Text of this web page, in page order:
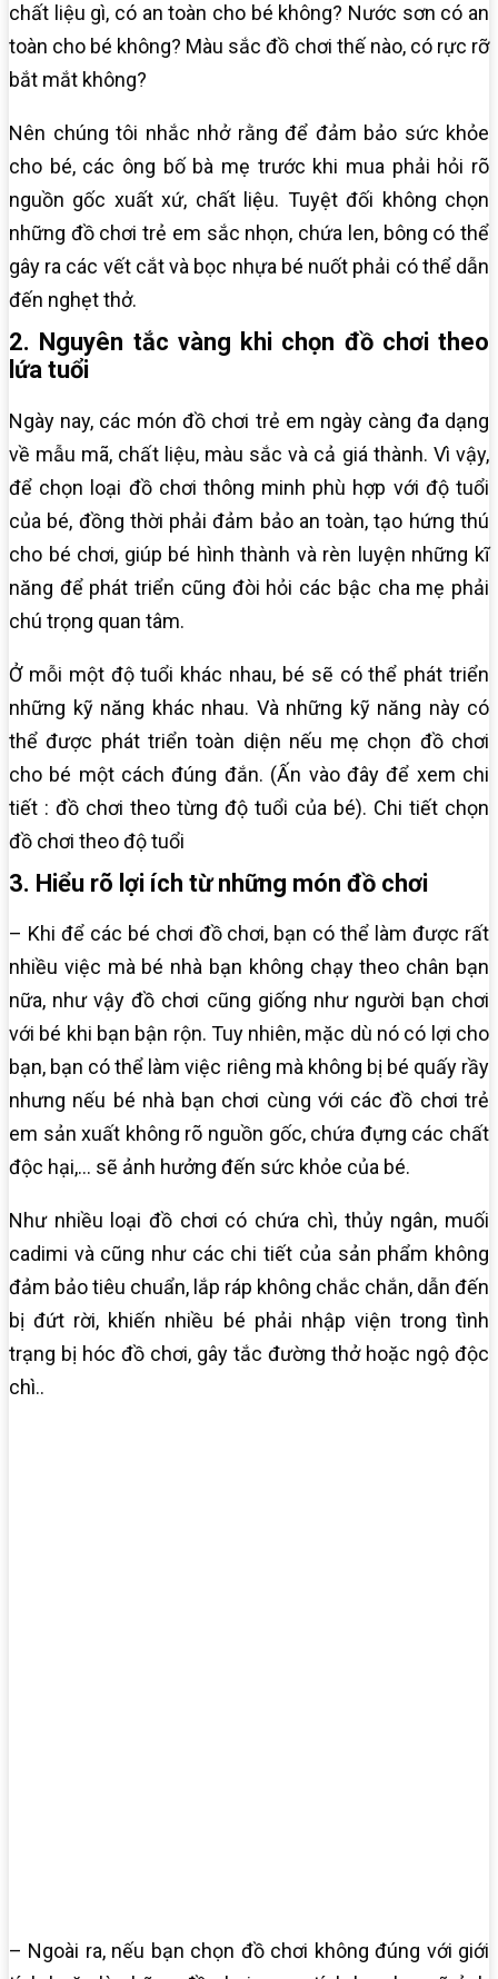
chất liệu gì, có an toàn cho bé không? Nước sơn có an
toàn cho bé không? Màu sắc đồ chơi thế nào, có rực rỡ
bắt mắt không?
Nên chúng tôi nhắc nhở rằng để đảm bảo sức khỏe
cho bé, các ông bố bà mẹ trước khi mua phải hỏi rõ
nguồn gốc xuất xứ, chất liệu. Tuyệt đối không chọn
những đồ chơi trẻ em sắc nhọn, chứa len, bông có thể
gây ra các vết cắt và bọc nhựa bé nuốt phải có thể dẫn
đến nghẹt thở.
2. Nguyên tắc vàng khi chọn đồ chơi theo
lứa tuổi
Ngày nay, các món đồ chơi trẻ em ngày càng đa dạng
về mẫu mã, chất liệu, màu sắc và cả giá thành. Vì vậy,
để chọn loại đồ chơi thông minh phù hợp với độ tuổi
của bé, đồng thời phải đảm bảo an toàn, tạo hứng thú
cho bé chơi, giúp bé hình thành và rèn luyện những kĩ
năng để phát triển cũng đòi hỏi các bậc cha mẹ phải
chú trọng quan tâm.
Ở mỗi một độ tuổi khác nhau, bé sẽ có thể phát triển
những kỹ năng khác nhau. Và những kỹ năng này có
thể được phát triển toàn diện nếu mẹ chọn đồ chơi
cho bé một cách đúng đắn. (Ấn vào đây để xem chi
tiết : đồ chơi theo từng độ tuổi của bé). Chi tiết chọn
đồ chơi theo độ tuổi
3. Hiểu rõ lợi ích từ những món đồ chơi
– Khi để các bé chơi đồ chơi, bạn có thể làm được rất
nhiều việc mà bé nhà bạn không chạy theo chân bạn
nữa, như vậy đồ chơi cũng giống như người bạn chơi
với bé khi bạn bận rộn. Tuy nhiên, mặc dù nó có lợi cho
bạn, bạn có thể làm việc riêng mà không bị bé quấy rầy
nhưng nếu bé nhà bạn chơi cùng với các đồ chơi trẻ
em sản xuất không rõ nguồn gốc, chứa đựng các chất
độc hại,… sẽ ảnh hưởng đến sức khỏe của bé.
Như nhiều loại đồ chơi có chứa chì, thủy ngân, muối
cadimi và cũng như các chi tiết của sản phẩm không
đảm bảo tiêu chuẩn, lắp ráp không chắc chắn, dẫn đến
bị đứt rời, khiến nhiều bé phải nhập viện trong tình
trạng bị hóc đồ chơi, gây tắc đường thở hoặc ngộ độc
chì..
– Ngoài ra, nếu bạn chọn đồ chơi không đúng với giới